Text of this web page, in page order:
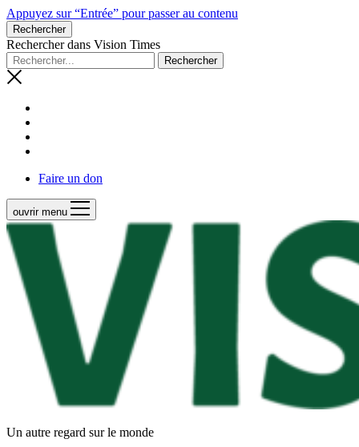
Appuyez sur “Entrée” pour passer au contenu
Rechercher
Rechercher dans Vision Times
Faire un don
ouvrir menu
Un autre regard sur le monde